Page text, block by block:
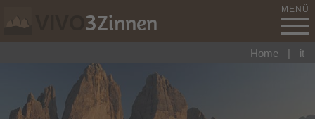
3Zinnen MENÜ
Home | it